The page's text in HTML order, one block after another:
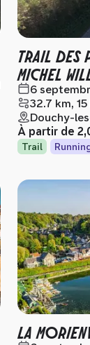
TRAIL DES
MICHEL
6
32.7 km,
Douchy-
À partir de
Trail
LA